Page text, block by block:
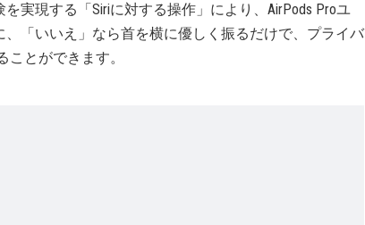
実現する「Siriに対する操作」により、AirPods Proユ
「いいえ」なら首を横に優しく振るだけで、プライバ
ことができます。